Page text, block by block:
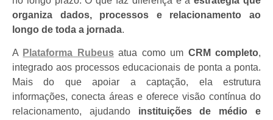
organiza dados, processos e relacionamento ao
longo de toda a jornada.
A Plataforma Rubeusatua como um CRM completo,
integrado aos processos educacionais de ponta a ponta.
Mais do que apoiar a captação, ela estrutura
informações, conecta áreas e oferece visão contínua do
relacionamento, ajudando instituições de médio e